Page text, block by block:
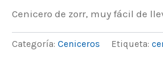
Cenicero de zorr, muy fácil de
Categoría: Ceniceros Etiqueta: